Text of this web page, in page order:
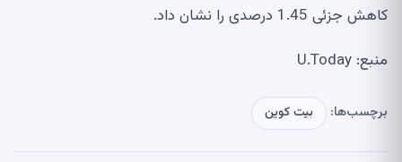
کاهش جزئی 1.45 درصدی را نشان داد.
منبع: U.Today
برچسب‌ها: بیت کوین